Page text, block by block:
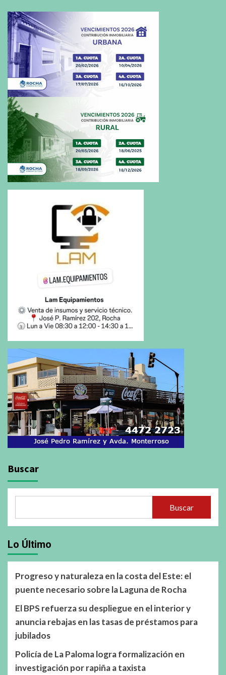
Buscar
Buscar
Lo Último
Progreso y naturaleza en la costa del Este: el
puente necesario sobre la Laguna de Rocha
El BPS refuerza su despliegue en el interior y
anuncia rebajas en las tasas de préstamos para
jubilados
Policía de La Paloma logra formalización en
investigación por rapiña a taxista